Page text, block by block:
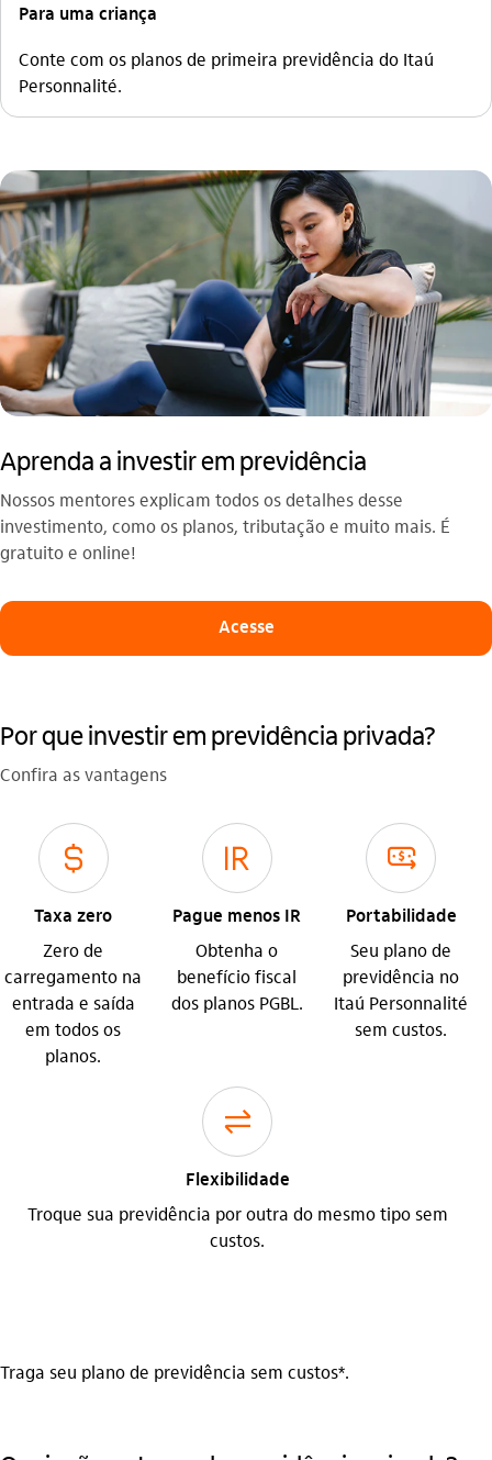
Para uma criança
Conte com os planos de primeira previdência do Itaú
Personnalité.
Aprenda a investir em previdência
Nossos mentores explicam todos os detalhes desse
investimento, como os planos, tributação e muito mais. É
gratuito e online!
Acesse
Por que investir em previdência privada?
Confira as vantagens
cifrao
Taxa zero
Zero de
carregamento na
entrada e saída
em todos os
planos.
imposto_de_renda
Pague menos IR
Obtenha o
benefício fiscal
dos planos PGBL.
icon-itaufonts_portabilidade icon
Portabilidade
Seu plano de
previdência no
Itaú Personnalité
sem custos.
transferencia
Flexibilidade
Troque sua previdência por outra do mesmo tipo sem
custos.
Traga seu plano de previdência sem custos*.